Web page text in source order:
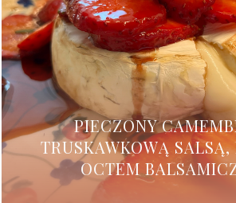
PIECZONY
TRUSKAWKOWĄ
OCTEM